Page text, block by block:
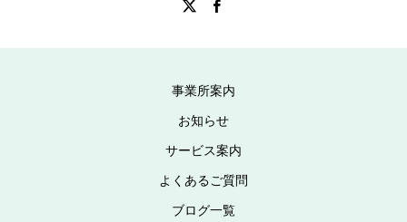
事業所案内
お知らせ
サービス案内
よくあるご質問
ブログ一覧